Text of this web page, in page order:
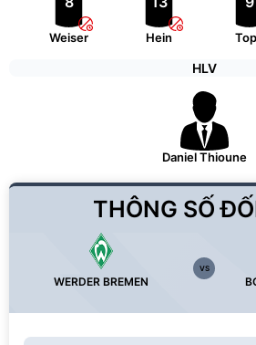
Weiser Hein
HLV
Daniel Thioune
THÔNG SỐ
WERDER BREMEN
VS